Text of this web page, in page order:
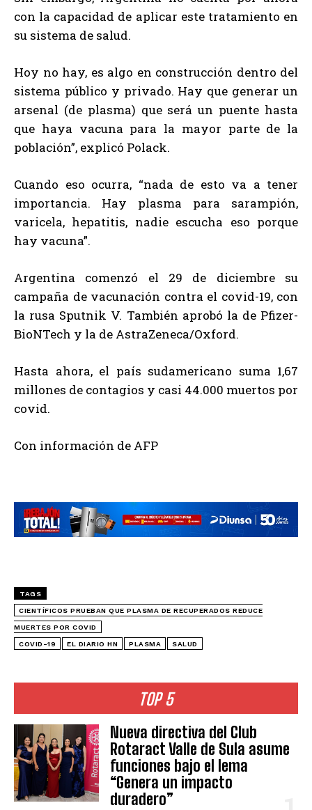
TOP 5
Nueva directiva del Club
Rotaract Valle de Sula asume
funciones bajo el lema
“Genera un impacto
duradero”
con la capacidad de aplicar este tratamiento en
su sistema de salud.
Hoy no hay, es algo en construcción dentro del
sistema público y privado. Hay que generar un
arsenal (de plasma) que será un puente hasta
que haya vacuna para la mayor parte de la
población”, explicó Polack.
Cuando eso ocurra, “nada de esto va a tener
importancia. Hay plasma para sarampión,
varicela, hepatitis, nadie escucha eso porque
hay vacuna”.
Argentina comenzó el 29 de diciembre su
campaña de vacunación contra el covid-19, con
la rusa Sputnik V. También aprobó la de Pfizer-
BioNTech y la de AstraZeneca/Oxford.
Hasta ahora, el país sudamericano suma 1,67
millones de contagios y casi 44.000 muertos por
covid.
Con información de AFP
TAGS
CIENTÍFICOS PRUEBAN QUE PLASMA DE RECUPERADOS REDUCE
MUERTES POR COVID
COVID-19 EL DIARIO HN PLASMA SALUD